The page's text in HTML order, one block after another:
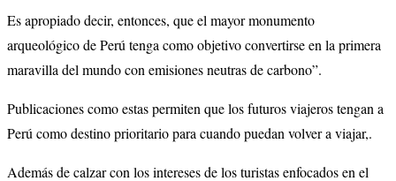
Es apropiado decir, entonces, que el mayor monumento
arqueológico de Perú tenga como objetivo convertirse en la primera
maravilla del mundo con emisiones neutras de carbono”.
Publicaciones como estas permiten que los futuros viajeros tengan a
Perú como destino prioritario para cuando puedan volver a viajar,.
Además de calzar con los intereses de los turistas enfocados en el